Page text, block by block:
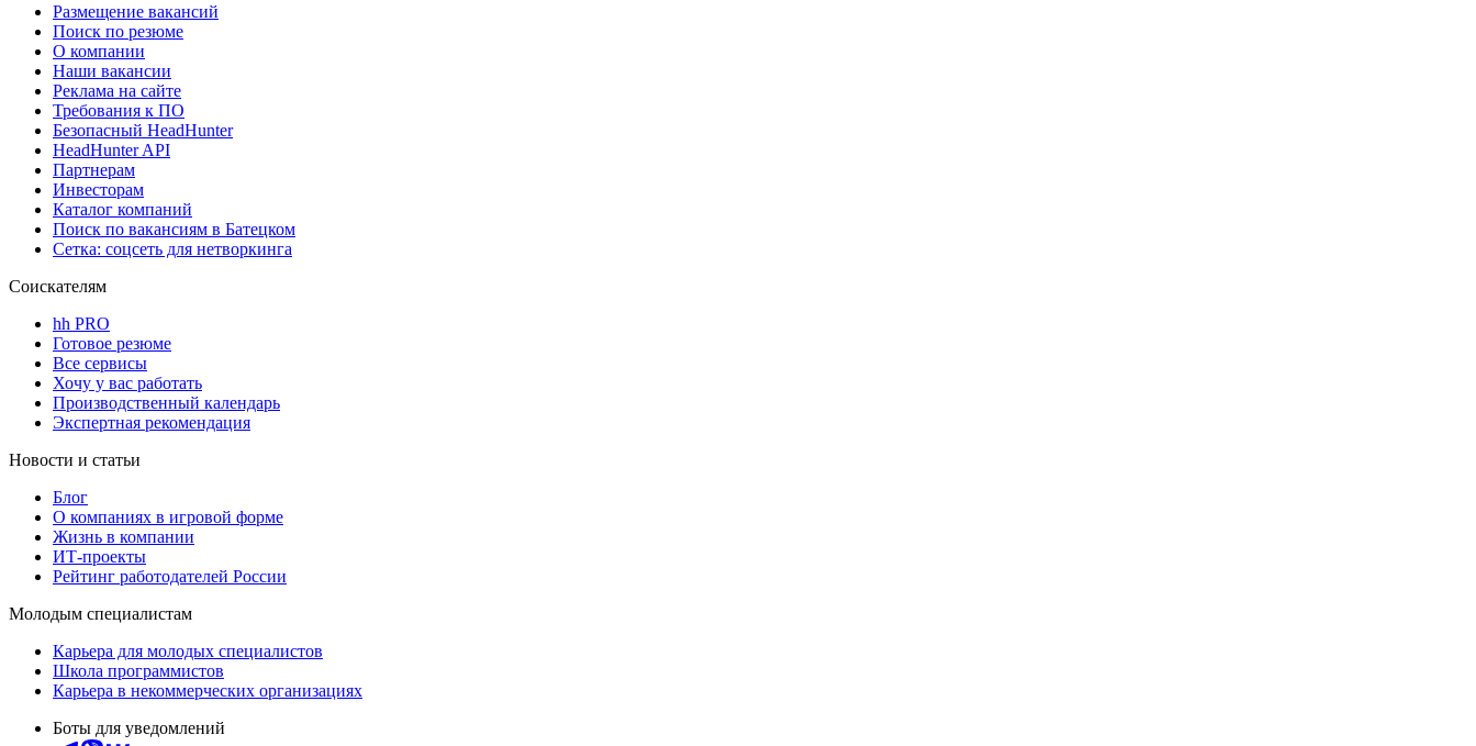
Размещение вакансий
Поиск по резюме
О компании
Наши вакансии
Реклама на сайте
Требования к ПО
Безопасный HeadHunter
HeadHunter API
Партнерам
Инвесторам
Каталог компаний
Поиск по вакансиям в Батецком
Сетка: соцсеть для нетворкинга
Соискателям
hh PRO
Готовое резюме
Все сервисы
Хочу у вас работать
Производственный календарь
Экспертная рекомендация
Новости и статьи
Блог
О компаниях в игровой форме
Жизнь в компании
ИТ-проекты
Рейтинг работодателей России
Молодым специалистам
Карьера для молодых специалистов
Школа программистов
Карьера в некоммерческих организациях
Боты для уведомлений